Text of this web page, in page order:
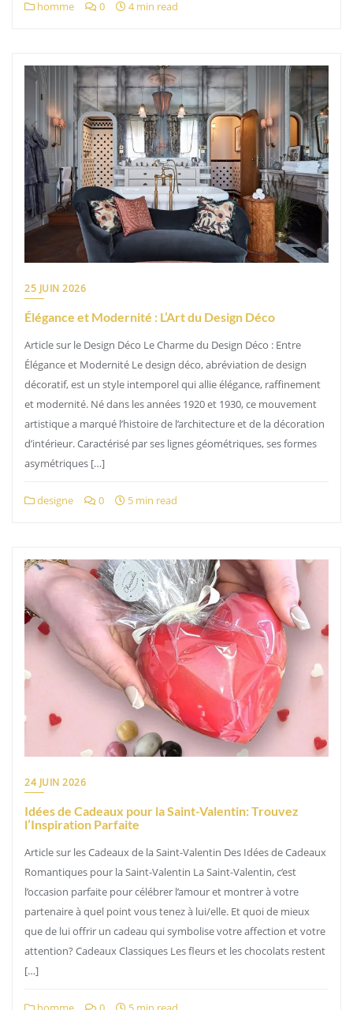
homme 0 4 min read
25 JUIN 2026
Élégance et Modernité : L’Art du Design Déco
Article sur le Design Déco Le Charme du Design Déco : Entre
Élégance et Modernité Le design déco, abréviation de design
décoratif, est un style intemporel qui allie élégance, raffinement
et modernité. Né dans les années 1920 et 1930, ce mouvement
artistique a marqué l’histoire de l’architecture et de la décoration
d’intérieur. Caractérisé par ses lignes géométriques, ses formes
asymétriques […]
designe 0 5 min read
24 JUIN 2026
Idées de Cadeaux pour la Saint-Valentin: Trouvez
l’Inspiration Parfaite
Article sur les Cadeaux de la Saint-Valentin Des Idées de Cadeaux
Romantiques pour la Saint-Valentin La Saint-Valentin, c’est
l’occasion parfaite pour célébrer l’amour et montrer à votre
partenaire à quel point vous tenez à lui/elle. Et quoi de mieux
que de lui offrir un cadeau qui symbolise votre affection et votre
attention? Cadeaux Classiques Les fleurs et les chocolats restent
[…]